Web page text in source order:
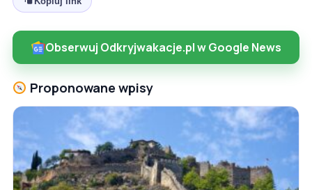
Obserwuj Odkryjwakacje.pl w Google News
Proponowane wpisy